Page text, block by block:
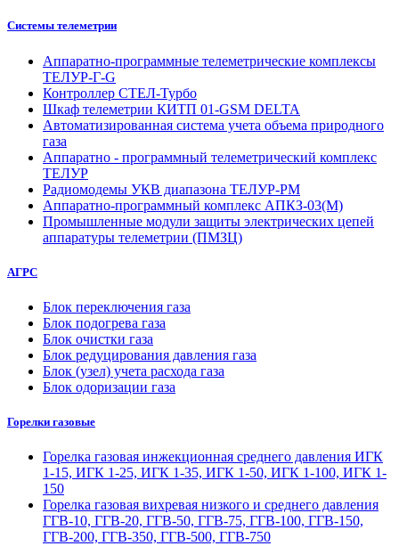
Системы телеметрии
Аппаратно-программные телеметрические комплексы
ТЕЛУР-Г-G
Контроллер СТЕЛ-Турбо
Шкаф телеметрии КИТП 01-GSM DELTA
Автоматизированная система учета объема природного
газа
Аппаратно - программный телеметрический комплекс
ТЕЛУР
Радиомодемы УКВ диапазона ТЕЛУР-РМ
Аппаратно-программный комплекс АПКЗ-03(М)
Промышленные модули защиты электрических цепей
аппаратуры телеметрии (ПМЗЦ)
АГРС
Блок переключения газа
Блок подогрева газа
Блок очистки газа
Блок редуцирования давления газа
Блок (узел) учета расхода газа
Блок одоризации газа
Горелки газовые
Горелка газовая инжекционная среднего давления ИГК
1-15, ИГК 1-25, ИГК 1-35, ИГК 1-50, ИГК 1-100, ИГК 1-
150
Горелка газовая вихревая низкого и среднего давления
ГГВ-10, ГГВ-20, ГГВ-50, ГГВ-75, ГГВ-100, ГГВ-150,
ГГВ-200, ГГВ-350, ГГВ-500, ГГВ-750